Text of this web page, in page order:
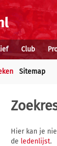
Club
Sitemap
Hier kan je
de ledenlijst.